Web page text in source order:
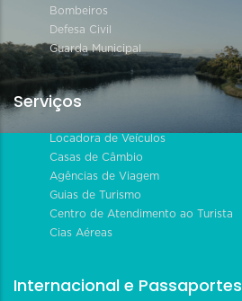
Bombeiros
Defesa Civil
Guarda Municipal
Serviços
Locadora de Veículos
Casas de Câmbio
Agências de Viagem
Guias de Turismo
Centro de Atendimento ao Turista
Cias Aéreas
Internacional e Passaportes